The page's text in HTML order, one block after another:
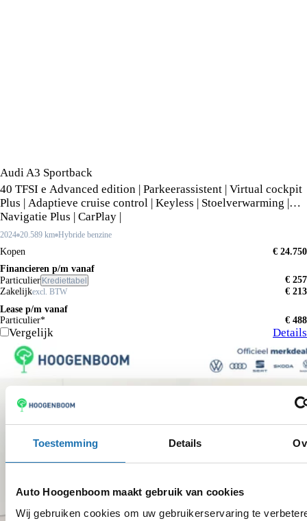
Toestemming Details
Auto Hoogenboom maakt gebruik van cookies
Wij gebruiken cookies om uw gebruikerservaring te
Audi A3 Sportback
40 TFSI e Advanced edition | Parkeerassistent | Virtual cockpit
Plus | Adaptieve cruise control | Keyless | Stoelverwarming |
Navigatie Plus | CarPlay |
2024 20.589 km Hybride benzine
Kopen
€ 24.750
Financieren p/m vanaf
Particulier Krediettabel
€ 257
Zakelijkexcl. BTW
€ 213
Lease p/m vanaf
Particulier*
€ 488
Vergelijk Details